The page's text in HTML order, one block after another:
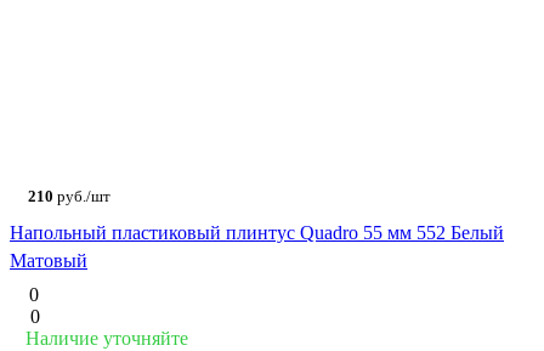
210 руб./шт
Напольный пластиковый плинтус Quadro 55 мм 552 Белый
Матовый
0
0
Наличие уточняйте